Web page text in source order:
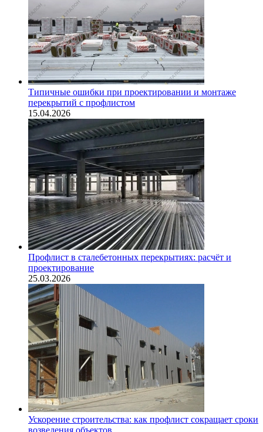
Типичные ошибки при проектировании и монтаже
перекрытий с профлистом
15.04.2026
Профлист в сталебетонных перекрытиях: расчёт и
проектирование
25.03.2026
Ускорение строительства: как профлист сокращает сроки
возведения объектов